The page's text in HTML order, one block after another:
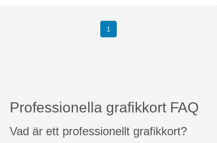
1
Professionella grafikkort FAQ
Vad är ett professionellt grafikkort?